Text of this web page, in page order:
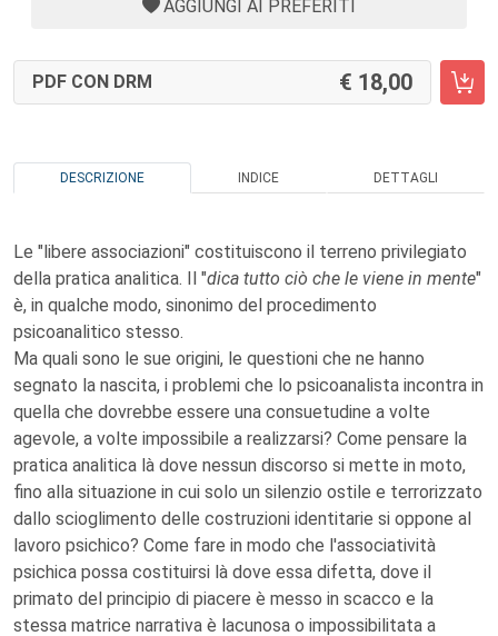
AGGIUNGI AI PREFERITI
PDF CON DRM 18,00
DESCRIZIONE INDICE DETTAGLI
Le "libere associazioni" costituiscono il terreno privilegiato
della pratica analitica. Il "dica tutto ciò che le viene in mente"
è, in qualche modo, sinonimo del procedimento
psicoanalitico stesso.
Ma quali sono le sue origini, le questioni che ne hanno
segnato la nascita, i problemi che lo psicoanalista incontra in
quella che dovrebbe essere una consuetudine a volte
agevole, a volte impossibile a realizzarsi? Come pensare la
pratica analitica là dove nessun discorso si mette in moto,
fino alla situazione in cui solo un silenzio ostile e terrorizzato
dallo scioglimento delle costruzioni identitarie si oppone al
lavoro psichico? Come fare in modo che l'associatività
psichica possa costituirsi là dove essa difetta, dove il
primato del principio di piacere è messo in scacco e la
stessa matrice narrativa è lacunosa o impossibilitata a